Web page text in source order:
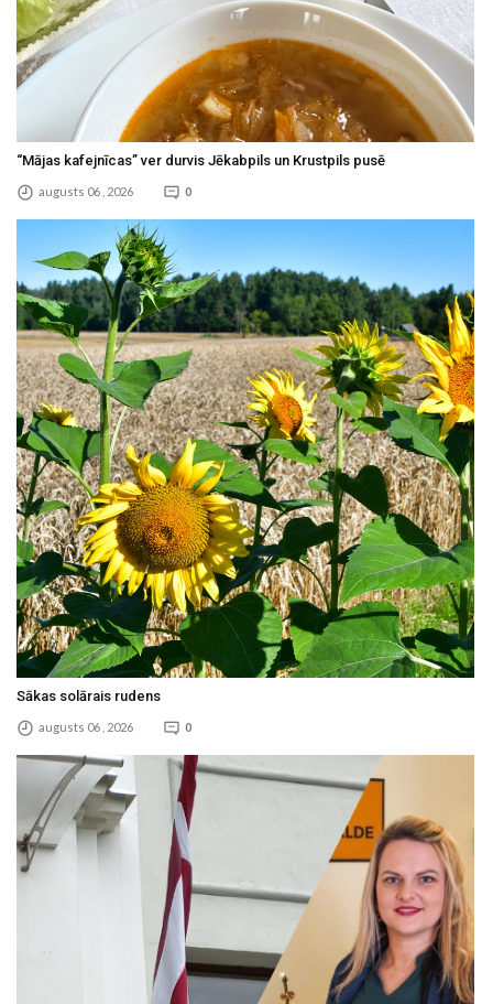
“Mājas kafejnīcas” ver durvis Jēkabpils un Krustpils pusē
augusts 06 , 2026 0
Sākas solārais rudens
augusts 06 , 2026 0